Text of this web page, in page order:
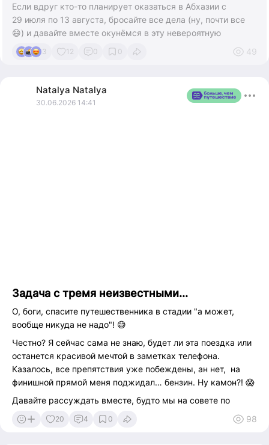
Если вдруг кто-то планирует оказаться в Абхазии с
29 июля по 13 августа, бросайте все дела (ну, почти все
😄) и давайте вместе окунёмся в эту невероятную
красоту! Горы, море, воздух, от которого кружится
голова… Там каждый день, как маленькая сказка.
полгода будем вспоминать и смеяться над какими-нибудь
забавными моментами. А если ничего смешного не
3 12 0 0 49
Natalya Natalya
30.06.2026 14:41
Задача с тремя неизвестными...
О, боги, спасите путешественника в стадии "а может,
вообще никуда не надо"! 😅
Честно? Я сейчас сама не знаю, будет ли эта поездка или
останется красивой мечтой в заметках телефона.
Казалось, все препятствия уже побеждены, ан нет, на
финишной прямой меня поджидал… бензин. Ну камон?! 😱
Давайте рассуждать вместе, будто мы на совете по
выживанию туриста.
20 4 0 98